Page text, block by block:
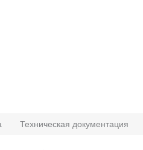
Техническая документация